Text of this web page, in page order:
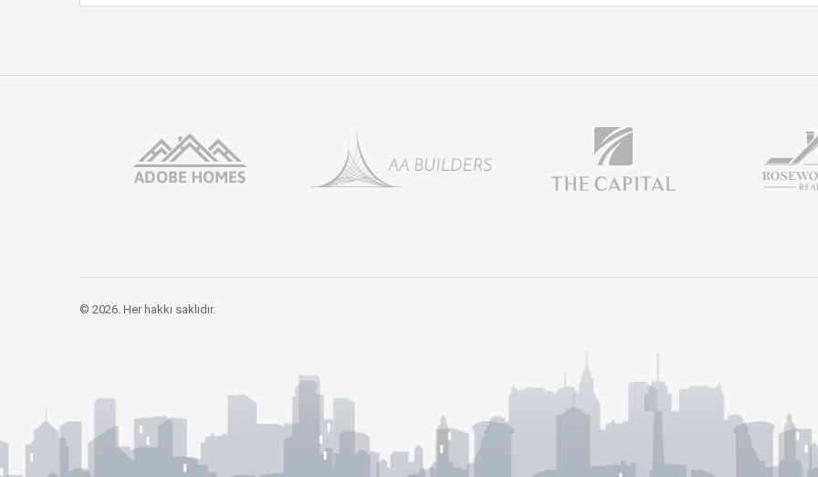
© 2026. Her hakkı saklıdır.